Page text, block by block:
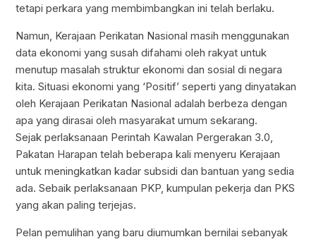
tetapi perkara yang membimbangkan ini telah berlaku.
Namun, Kerajaan Perikatan Nasional masih menggunakan
data ekonomi yang susah difahami oleh rakyat untuk
menutup masalah struktur ekonomi dan sosial di negara
kita. Situasi ekonomi yang ‘Positif’ seperti yang dinyatakan
oleh Kerajaan Perikatan Nasional adalah berbeza dengan
apa yang dirasai oleh masyarakat umum sekarang.
Sejak perlaksanaan Perintah Kawalan Pergerakan 3.0,
Pakatan Harapan telah beberapa kali menyeru Kerajaan
untuk meningkatkan kadar subsidi dan bantuan yang sedia
ada. Sebaik perlaksanaan PKP, kumpulan pekerja dan PKS
yang akan paling terjejas.
Pelan pemulihan yang baru diumumkan bernilai sebanyak